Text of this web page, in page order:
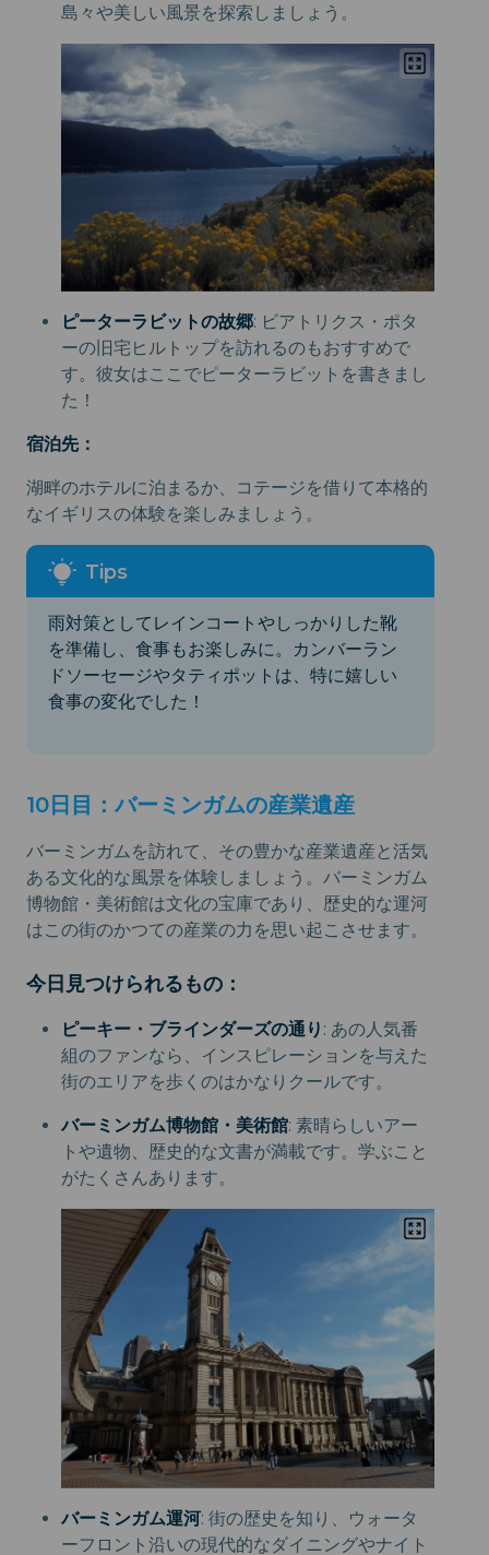
島々や美しい風景を探索しましょう。
ピーターラビットの故郷: ビアトリクス・ポタ
ーの旧宅ヒルトップを訪れるのもおすすめで
す。彼女はここでピーターラビットを書きまし
た！
宿泊先：
湖畔のホテルに泊まるか、コテージを借りて本格的
なイギリスの体験を楽しみましょう。
雨対策としてレインコートやしっかりした靴
を準備し、食事もお楽しみに。カンバーラン
ドソーセージやタティポットは、特に嬉しい
食事の変化でした！
10日目：バーミンガムの産業遺産
バーミンガムを訪れて、その豊かな産業遺産と活気
ある文化的な風景を体験しましょう。バーミンガム
博物館・美術館は文化の宝庫であり、歴史的な運河
はこの街のかつての産業の力を思い起こさせます。
今日見つけられるもの：
ピーキー・ブラインダーズの通り : あの人気番
組のファンなら、インスピレーションを与えた
街のエリアを歩くのはかなりクールです。
バーミンガム博物館・美術館: 素晴らしいアー
トや遺物、歴史的な文書が満載です。学ぶこと
がたくさんあります。
バーミンガム運河: 街の歴史を知り、ウォータ
ーフロント沿いの現代的なダイニングやナイト